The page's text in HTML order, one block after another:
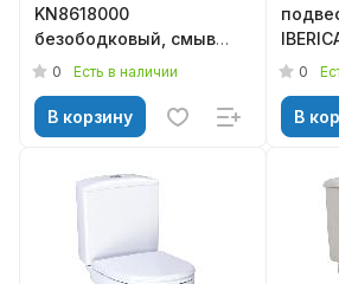
KN8618000
безободковый, смыв
торнадо, сиденье
675*370*750, KNOIS
0 Есть в наличии
В корзину
0
В